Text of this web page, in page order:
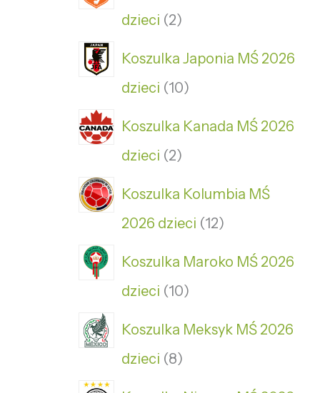
dzieci 2
Koszulka Japonia MŚ 2026
dzieci 10
Koszulka Kanada MŚ 2026
dzieci 2
Koszulka Kolumbia MŚ
2026 dzieci 12
Koszulka Maroko MŚ 2026
dzieci 10
Koszulka Meksyk MŚ 2026
dzieci 8